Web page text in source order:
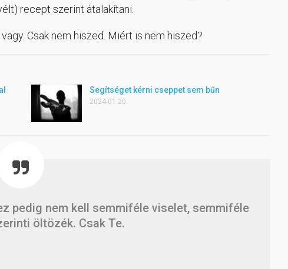
recept szerint átalakítani.
Csak nem hiszed. Miért is nem hiszed?
Segítséget kérni cseppet sem bűn
2024.01.20.
pedig nem kell semmiféle viselet, semmiféle
öltözék. Csak Te.